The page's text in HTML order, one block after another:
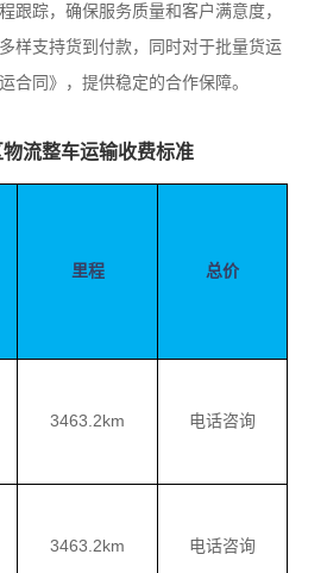
跟踪，确保服务质量和客户满意度，
样支持货到付款，同时对于批量货运
合同》，提供稳定的合作保障。
流整车运输收费标准
里程 总价
3463.2km 电话咨询
3463.2km 电话咨询